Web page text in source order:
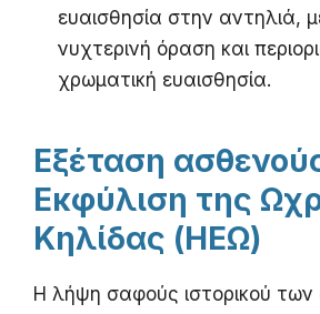
ευαισθησία στην αντηλιά,
νυχτερινή όραση και
χρωματική ευαισθησία.
Εξέταση
Εκφύλιση της
Κηλίδας (ΗΕΩ)
Η λήψη σαφούς ιστορικού